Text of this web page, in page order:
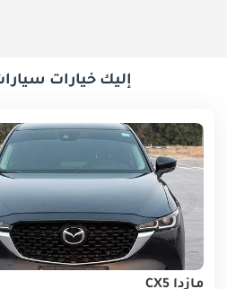
إليك خيارات
مازدا CX5